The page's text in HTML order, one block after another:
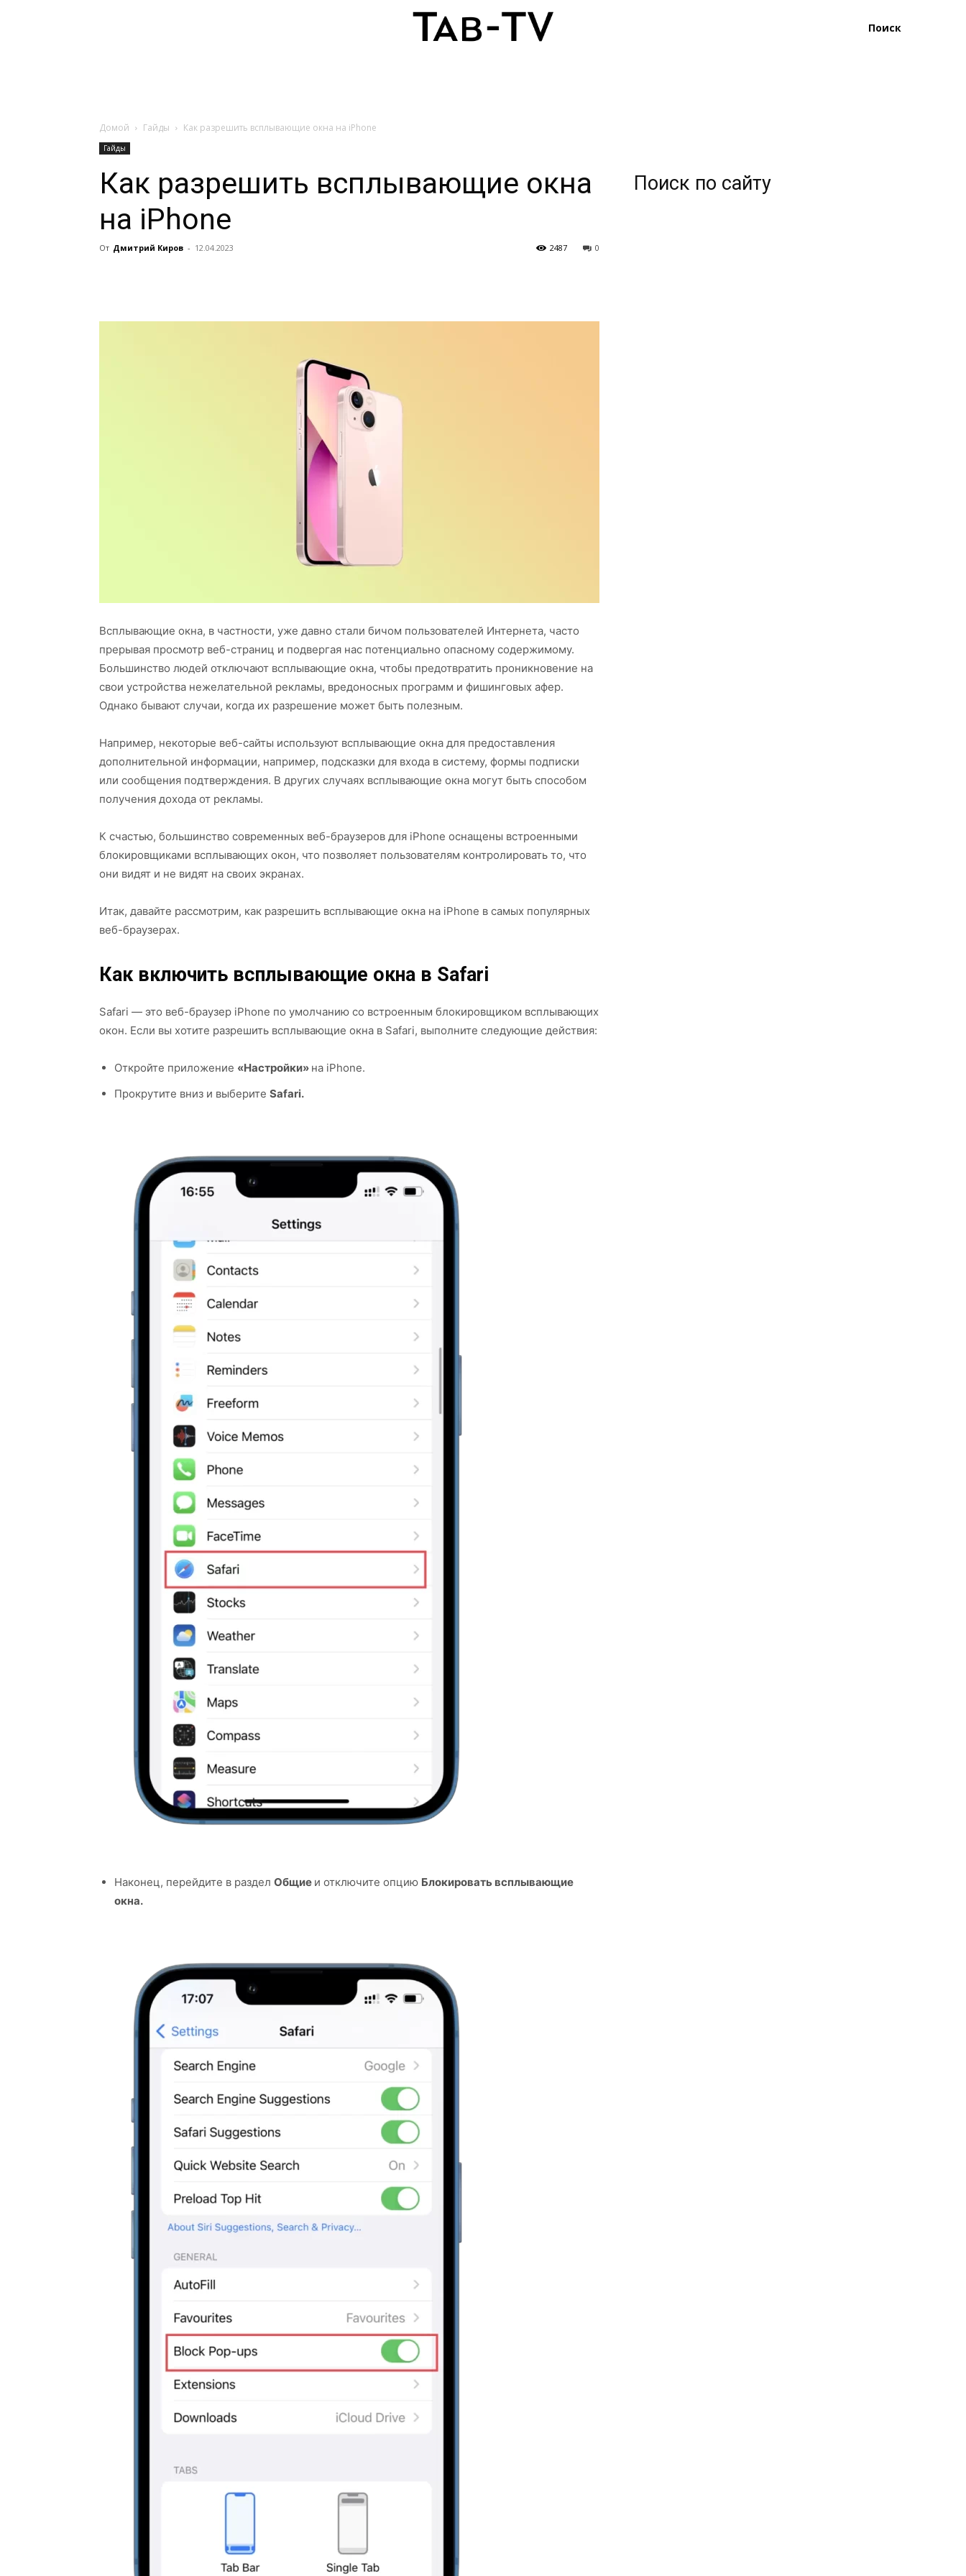
Поиск
Домой Гайды Как разрешить всплывающие окна на iPhone
Гайды
Как разрешить всплывающие окна
на iPhone
От Дмитрий Киров - 12.04.2023 0
2487
Всплывающие окна, в частности, уже давно стали бичом пользователей Интернета, часто
прерывая просмотр веб-страниц и подвергая нас потенциально опасному содержимому.
Большинство людей отключают всплывающие окна, чтобы предотвратить проникновение на
свои устройства нежелательной рекламы, вредоносных программ и фишинговых афер.
Однако бывают случаи, когда их разрешение может быть полезным.
Например, некоторые веб-сайты используют всплывающие окна для предоставления
дополнительной информации, например, подсказки для входа в систему, формы подписки
или сообщения подтверждения. В других случаях всплывающие окна могут быть способом
получения дохода от рекламы.
К счастью, большинство современных веб-браузеров для iPhone оснащены встроенными
блокировщиками всплывающих окон, что позволяет пользователям контролировать то, что
они видят и не видят на своих экранах.
Итак, давайте рассмотрим, как разрешить всплывающие окна на iPhone в самых популярных
веб-браузерах.
Как включить всплывающие окна в Safari
Safari — это веб-браузер iPhone по умолчанию со встроенным блокировщиком всплывающих
окон. Если вы хотите разрешить всплывающие окна в Safari, выполните следующие действия:
Откройте приложение «Настройки» на iPhone.
Прокрутите вниз и выберите Safari.
Наконец, перейдите в раздел Общие и отключите опцию Блокировать всплывающие
окна.
Поиск по сайту